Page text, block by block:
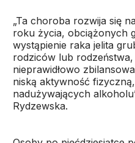
„Ta choroba rozwija się
roku życia, obciążonych
wystąpienie raka jelita
rodziców lub
nieprawidłowo
niską aktywność
nadużywających
Rydzewska.